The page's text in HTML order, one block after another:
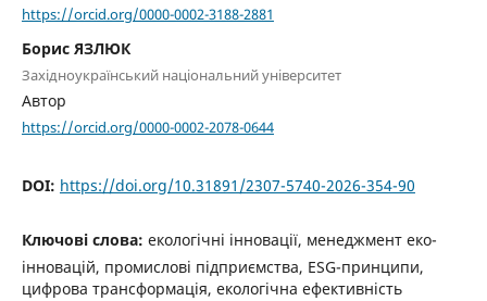
https://orcid.org/0000-0002-3188-2881
Борис ЯЗЛЮК
Західноукраїнський національний університет
Автор
https://orcid.org/0000-0002-2078-0644
DOI: https://doi.org/10.31891/2307-5740-2026-354-90
Ключові слова: екологічні інновації, менеджмент еко-
інновацій, промислові підприємства, ESG-принципи,
цифрова трансформація, екологічна ефективність